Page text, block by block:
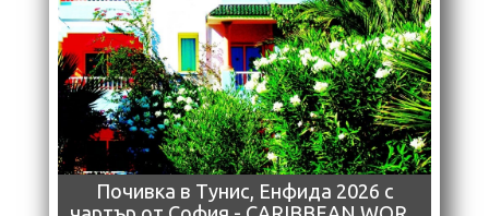
Почивкa в Тунис, Енфида 2026 с